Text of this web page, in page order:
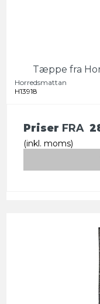
Tæppe fra
Horredsmattan
H13918
Priser FRA
(inkl. moms)